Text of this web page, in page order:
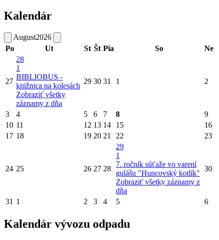
Kalendár
August2026
Po
Ut St Št Pia So Ne
27
28
1
BIBLIOBUS -
knižnica na kolesách
Zobraziť všetky
záznamy z dňa
29 30 31 1 2
3 4 5 6 7 8
9
10 11 12 13 14 15
16
17 18 19 20 21 22 23
24 25 26 27 28
29
1
7. ročník súťaže vo varení
gulášu "Huncovský kotlík"
Zobraziť všetky záznamy z
dňa
30
31 1 2 3 4 5 6
Kalendár vývozu odpadu